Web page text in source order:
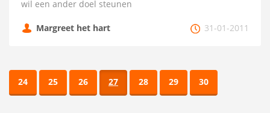
wil een ander doel steunen
Margreet het hart 31-01-2011
24 25 26 27 28 29 30